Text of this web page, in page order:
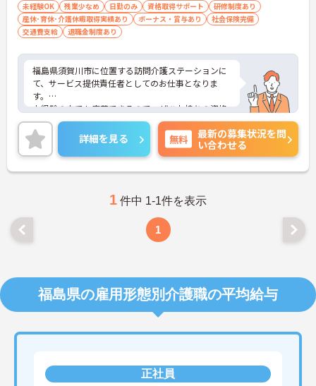
未経験OK 残業少なめ 日勤のみ 資格取得サポート
研修制度あり
産休･育休･介護休暇取得実績あり
ボーナス・賞与あり
社会保険完備
交通費支給
退職金制度あり
福島県須賀川市に位置する訪問介護ステーションに
て、サービス提供責任者としてのお仕事となりま
す。
未経験の方でも応募できるので、ぜひお持ちの資格
を活かしてお仕事してみませんか？研修制度や資格
取得支援制度等も充実しておりますので、ご自身の
スキルアップも目指せます♪
ご興味ある方は面接ポイントをお伝えしますので、
お気軽にお問い合わせください♪
詳細を見る 無料
最新の募集状況を問
い合わせる
1 件中 1-1件を表示
1
福島県の雇用形態別介護職の平均給与
正社員